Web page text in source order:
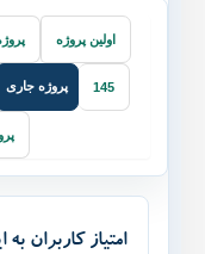
اولین پروژه
145 پروژه جاری
امتیاز کاربران